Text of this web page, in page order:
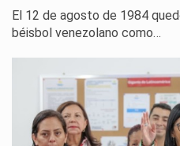
El 12 de agosto de 1984
béisbol venezolano como…